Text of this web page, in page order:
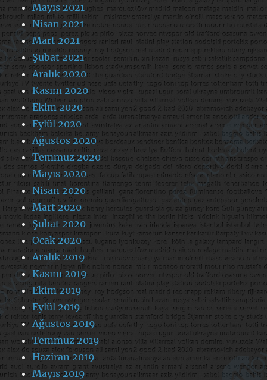
Mayıs 2021
Nisan 2021
Mart 2021
Şubat 2021
Aralık 2020
Kasım 2020
Ekim 2020
Eylül 2020
Ağustos 2020
Temmuz 2020
Mayıs 2020
Nisan 2020
Mart 2020
Şubat 2020
Ocak 2020
Aralık 2019
Kasım 2019
Ekim 2019
Eylül 2019
Ağustos 2019
Temmuz 2019
Haziran 2019
Mayıs 2019